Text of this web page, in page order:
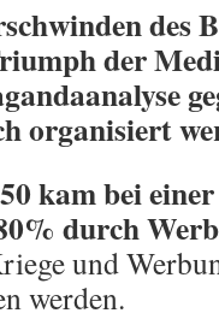
des
der
organisiert
kam bei
durch
und
werden.